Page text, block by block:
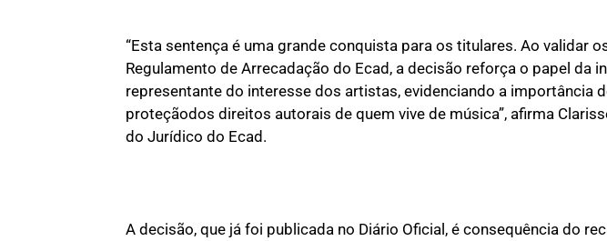
“Esta sentença é uma grande conquista para os titulares. Ao validar
Regulamento de Arrecadação do Ecad, a decisão reforça o papel da
representante do interesse dos artistas, evidenciando a importância
proteçãodos direitos autorais de quem vive de música”, afirma
do Jurídico do Ecad.
A decisão, que já foi publicada no Diário Oficial, é consequência do